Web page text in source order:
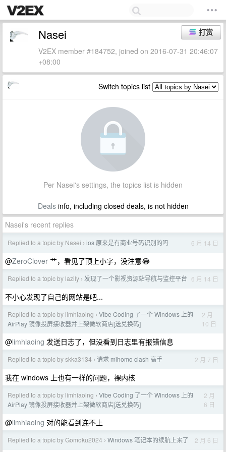
打赏
Nasei
V2EX member #184752, joined on 2016-07-31 20:46:07
+08:00
Switch topics list
Per Nasei's settings, the topics list is hidden
Dealsinfo, including closed deals, is not hidden
Nasei's recent replies
Replied to a topic by Nasei › ios 原来是有商业号码识别的吗 6 月 14 日
@ZeroClover 艹，看见了顶上小字，没注意😂
Replied to a topic by lazily › 发现了一个影视资源站导航与监控平台 6 月 14 日
不小心发现了自己的网站是吧...
Replied to a topic by limhiaoing › Vibe Coding 了一个 Windows 上的
AirPlay 镜像投屏接收器并上架微软商店[送兑换码]
2 月
10 日
@limhiaoing 发送日志了，但没看到日志里有报错信息
Replied to a topic by skka3134 › 请求 mihomo clash 高手 2 月 7 日
我在 windows 上也有一样的问题，裸内核
Replied to a topic by limhiaoing › Vibe Coding 了一个 Windows 上的
AirPlay 镜像投屏接收器并上架微软商店[送兑换码]
2 月
6 日
@limhiaoing 对的能看到连不上
Replied to a topic by Gomoku2024 › Windows 笔记本的续航上来了 2 月 6 日